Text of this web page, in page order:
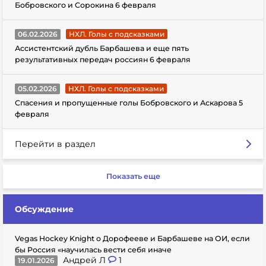
Бобровского и Сорокина 6 февраля
06.02.2026
НХЛ. Голы с подсказками
Ассистентский дубль Барбашева и еще пять
результативных передач россиян 6 февраля
05.02.2026
НХЛ. Голы с подсказками
Спасения и пропущенные голы Бобровского и Аскарова 5
февраля
Перейти в раздел
Показать еще
Обсуждение
Vegas Hockey Knight о Дорофееве и Барбашеве на ОИ, если
бы Россия «научилась вести себя иначе
19.01.2026
Андрей Л 1